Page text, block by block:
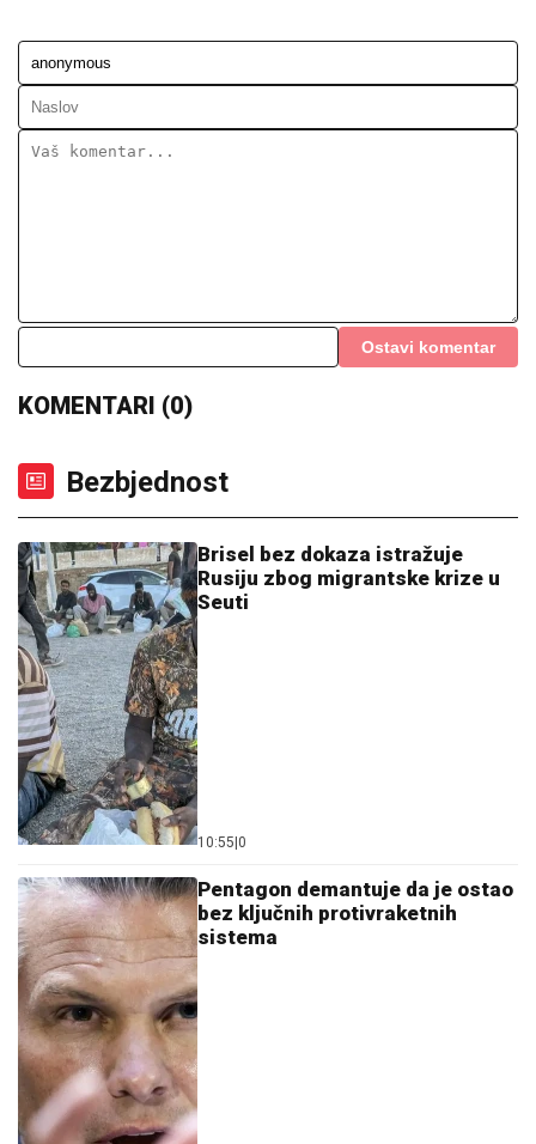
Ostavi komentar
KOMENTARI (0)
Bezbjednost
Brisel bez dokaza istražuje
Rusiju zbog migrantske krize u
Seuti
10:55|0
Pentagon demantuje da je ostao
bez ključnih protivraketnih
sistema